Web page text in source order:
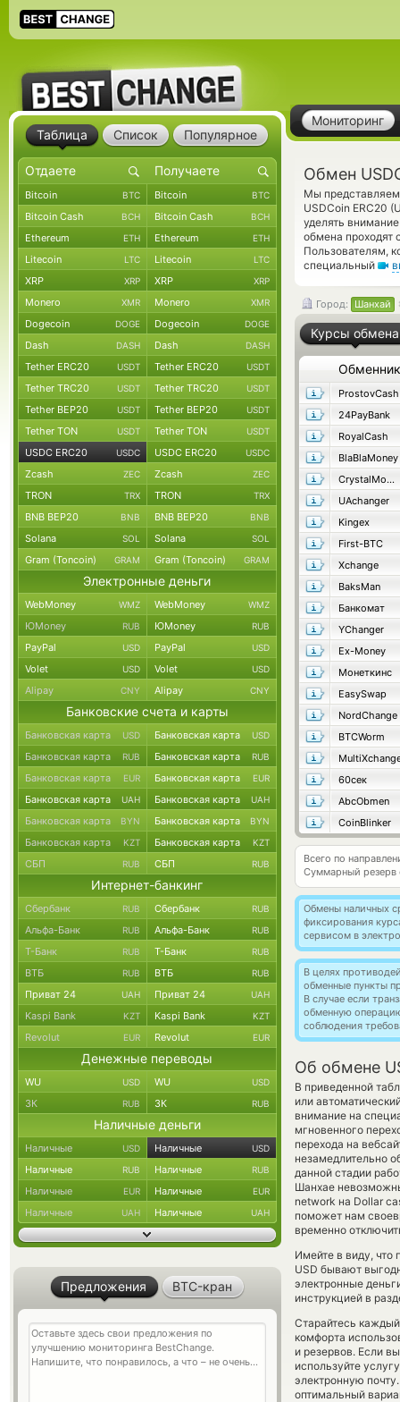
Мониторинг
Обмен
Мы представляем
USDCoin ERC20
уделять
обмена проходят
Пользователям,
специальный
Город: Шанхай
Курсы обмена
Обменник
ProstovCash
24PayBank
RoyalCash
BlaBlaMoney
CrystalMoney
UAchanger
Kingex
First-BTC
Xchange
BaksMan
Банкомат
YChanger
Ex-Money
Монеткинс
EasySwap
NordChange
BTCWorm
60сек
AbcObmen
CoinBlinker
Всего по
Суммарный резерв
Обмены наличных
фиксирования
сервисом в
В целях
обменные пункты
В случае если
обменную
соблюдения
Об обмене
В приведенной
или
внимание на
мгновенного
перехода на
незамедлительно
данной стадии
Шанхае
network на Dollar
поможет нам
временно
Имейте в виду, что
USD бывают
электронные
инструкцией в
Старайтесь
комфорта
и резервов. Если
используйте
электронную
оптимальный
Таблица Список Популярное
Bitcoin BTC Bitcoin BTC
Bitcoin Cash BCH Bitcoin Cash BCH
Ethereum ETH Ethereum ETH
Litecoin LTC Litecoin LTC
XRP XRP XRP XRP
Monero XMR Monero XMR
Dogecoin DOGE Dogecoin DOGE
Dash DASH Dash DASH
Tether ERC20 USDT Tether ERC20 USDT
Tether TRC20 USDT Tether TRC20 USDT
Tether BEP20 USDT Tether BEP20 USDT
Tether TON USDT Tether TON USDT
USDC ERC20 USDC USDC ERC20 USDC
Zcash ZEC Zcash ZEC
TRON TRX TRON TRX
BNB BEP20 BNB BNB BEP20 BNB
Solana SOL Solana SOL
Gram (Toncoin) GRAM Gram (Toncoin) GRAM
Электронные деньги
WebMoney WMZ WebMoney WMZ
ЮMoney RUB ЮMoney RUB
PayPal USD PayPal USD
Volet USD Volet USD
Alipay CNY Alipay CNY
Банковские счета и карты
Банковская карта USD Банковская карта USD
Банковская карта RUB Банковская карта RUB
Банковская карта EUR Банковская карта EUR
Банковская карта UAH Банковская карта UAH
Банковская карта BYN Банковская карта BYN
Банковская карта KZT Банковская карта KZT
СБП RUB СБП RUB
Интернет-банкинг
Сбербанк RUB Сбербанк RUB
Альфа-Банк RUB Альфа-Банк RUB
Т-Банк RUB Т-Банк RUB
ВТБ RUB ВТБ RUB
Приват 24 UAH Приват 24 UAH
Kaspi Bank KZT Kaspi Bank KZT
Revolut EUR Revolut EUR
Денежные переводы
WU USD WU USD
ЗК RUB ЗК RUB
Наличные деньги
Наличные USD Наличные USD
Наличные RUB Наличные RUB
Наличные EUR Наличные EUR
Наличные UAH Наличные UAH
Предложения BTC-кран